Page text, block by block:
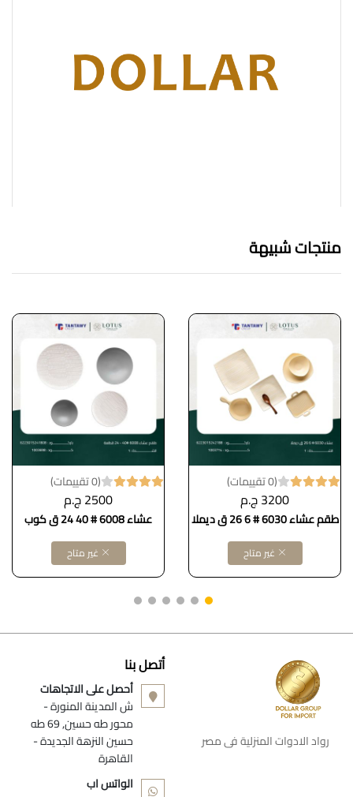
منتجات شبيهة
(0 تقييمات)
3200 ج.م
طقم عشاء 6030 # 6 26 ق ديملا
غير متاح
(0 تقييمات)
2500 ج.م
عشاء 6008 # 40 24 ق كوب
غير متاح
رواد الادوات المنزلية فى مصر
أتصل بنا
أحصل على الاتجاهات
ش المدينة المنورة -
محور طه حسين, 69 طه
حسين النزهة الجديدة -
القاهرة
الواتس اب